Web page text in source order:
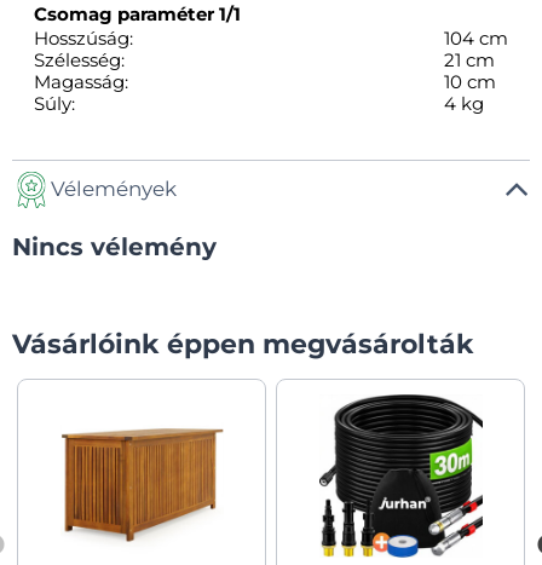
Csomag paraméter1/1
Hosszúság:
104 cm
Szélesség:
21 cm
Magasság:
10 cm
Súly:
4 kg
Vélemények
Nincs vélemény
Vásárlóink éppen megvásárolták